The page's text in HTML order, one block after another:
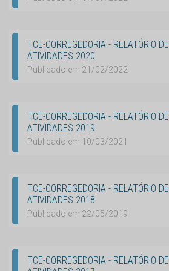
TCE-CORREGEDORIA - RELATÓRIO DE
ATIVIDADES 2020
Publicado em 21/02/2022
TCE-CORREGEDORIA - RELATÓRIO DE
ATIVIDADES 2019
Publicado em 10/03/2021
TCE-CORREGEDORIA - RELATÓRIO DE
ATIVIDADES 2018
Publicado em 22/05/2019
TCE-CORREGEDORIA - RELATÓRIO DE